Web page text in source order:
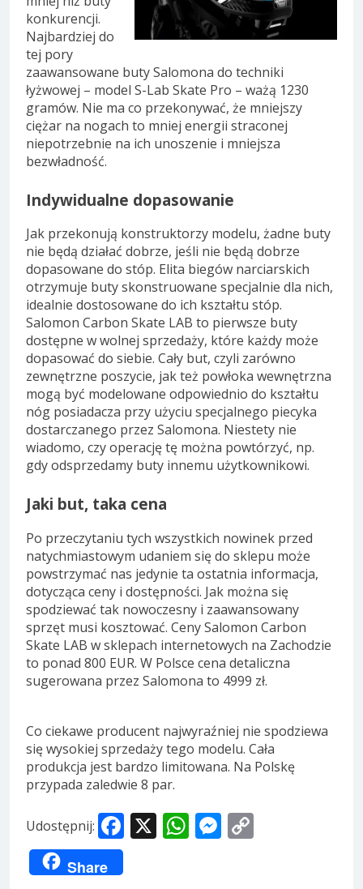
konkurencji.
Najbardziej do
tej pory
zaawansowane buty Salomona do techniki
łyżwowej – model S-Lab Skate Pro – ważą 1230
gramów. Nie ma co przekonywać, że mniejszy
ciężar na nogach to mniej energii straconej
niepotrzebnie na ich unoszenie i mniejsza
bezwładność.
Indywidualne dopasowanie
Jak przekonują konstruktorzy modelu, żadne buty
nie będą działać dobrze, jeśli nie będą dobrze
dopasowane do stóp. Elita biegów narciarskich
otrzymuje buty skonstruowane specjalnie dla nich,
idealnie dostosowane do ich kształtu stóp.
Salomon Carbon Skate LAB to pierwsze buty
dostępne w wolnej sprzedaży, które każdy może
dopasować do siebie. Cały but, czyli zarówno
zewnętrzne poszycie, jak też powłoka wewnętrzna
mogą być modelowane odpowiednio do kształtu
nóg posiadacza przy użyciu specjalnego piecyka
dostarczanego przez Salomona. Niestety nie
wiadomo, czy operację tę można powtórzyć, np.
gdy odsprzedamy buty innemu użytkownikowi.
Jaki but, taka cena
Po przeczytaniu tych wszystkich nowinek przed
natychmiastowym udaniem się do sklepu może
powstrzymać nas jedynie ta ostatnia informacja,
dotycząca ceny i dostępności. Jak można się
spodziewać tak nowoczesny i zaawansowany
sprzęt musi kosztować. Ceny Salomon Carbon
Skate LAB w sklepach internetowych na Zachodzie
to ponad 800 EUR. W Polsce cena detaliczna
sugerowana przez Salomona to 4999 zł.
Co ciekawe producent najwyraźniej nie spodziewa
się wysokiej sprzedaży tego modelu. Cała
produkcja jest bardzo limitowana. Na Polskę
przypada zaledwie 8 par.
Udostępnij: Facebook
X WhatsApp
Messenger
Share